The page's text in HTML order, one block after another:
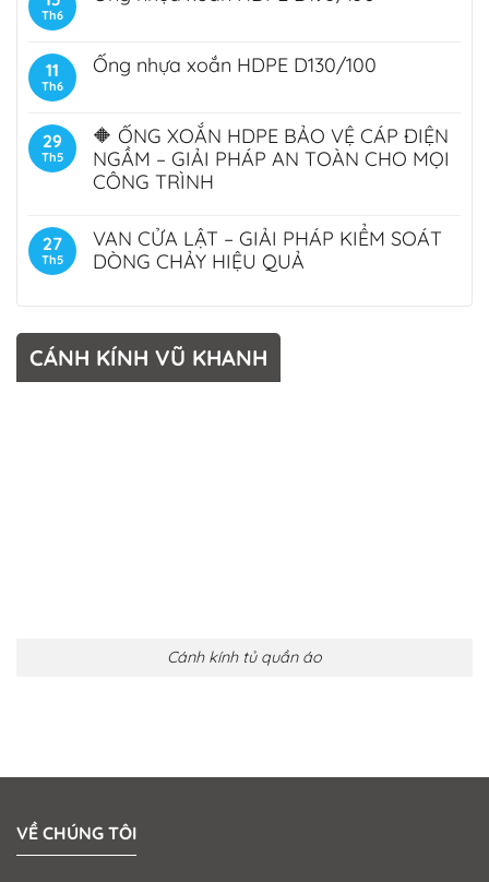
Th6
11
Th6
Ống nhựa xoắn HDPE D130/100
29
Th5
🔶 ỐNG XOẮN HDPE BẢO VỆ CÁP ĐIỆN
NGẦM – GIẢI PHÁP AN TOÀN CHO MỌI
CÔNG TRÌNH
27
Th5
VAN CỬA LẬT – GIẢI PHÁP KIỂM SOÁT
DÒNG CHẢY HIỆU QUẢ
CÁNH KÍNH VŨ KHANH
Cánh kính tủ quần áo
VỀ CHÚNG TÔI